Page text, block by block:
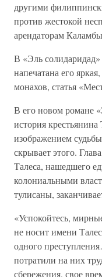
другими
против жестокой
арендаторам
В «Эль солидаридад»
напечатана его
монахов, статья
В его новом романе
история
изображением
скрывает этого.
Талеса, нашедшего
колониальными
тулисаны,
«Успокойтесь,
не носит имени
одного
потратили на них
сбережения, свое